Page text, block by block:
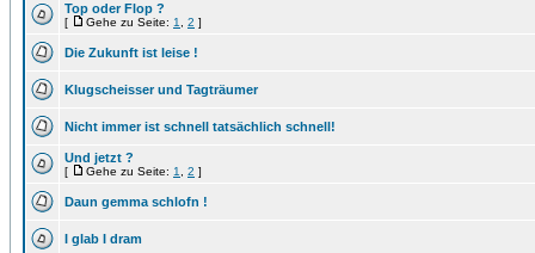
Top oder Flop ?
[ Gehe zu Seite: 1 2 ]
Die Zukunft ist leise !
Klugscheisser und Tagträumer
Nicht immer ist schnell tatsächlich schnell!
Und jetzt ?
[ Gehe zu Seite: 1 2 ]
Daun gemma schlofn !
I glab I dram